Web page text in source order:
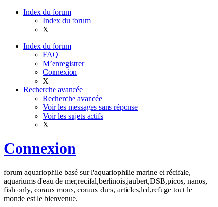
Index du forum
Index du forum
X
Index du forum
FAQ
M’enregistrer
Connexion
X
Recherche avancée
Recherche avancée
Voir les messages sans réponse
Voir les sujets actifs
X
Connexion
forum aquariophile basé sur l'aquariophilie marine et récifale,
aquariums d'eau de mer,recifal,berlinois,jaubert,DSB,picos, nanos,
fish only, coraux mous, coraux durs, articles,led,refuge tout le
monde est le bienvenue.